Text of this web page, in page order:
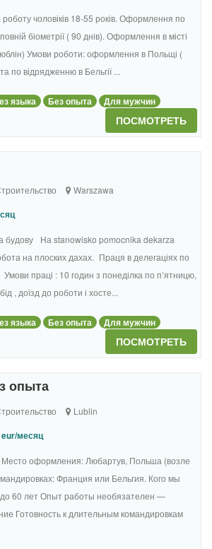
чоловіків 18-55 років. Оформлення по
біометрії ( 90 днів). Оформлення в місті
Умови роботи: оформлення в Польщі (
по відрядженню в Бельгії ...
языка Без опыта Для мужчин
ПОСМОТРЕТЬ
Warszawa
будову На stanowisko pomocnika dekarza
на плоских дахах. Праця в делегаціях по
праці : 10 годин з понеділка по пʼятницю,
, доїзд до роботи і хосте...
языка Без опыта Для мужчин
ПОСМОТРЕТЬ
опыта
Lublin
месяц
оформления: Любартув, Польша (возле
Франция или Бельгия. Кого мы
60 лет Опыт работы необязателен —
Готовность к длительным командировкам